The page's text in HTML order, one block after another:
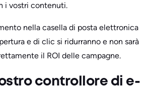
i vostri contenuti.
nella casella di posta elettronica
e di clic si ridurranno e non sarà
il ROI delle campagne.
controllore di e-